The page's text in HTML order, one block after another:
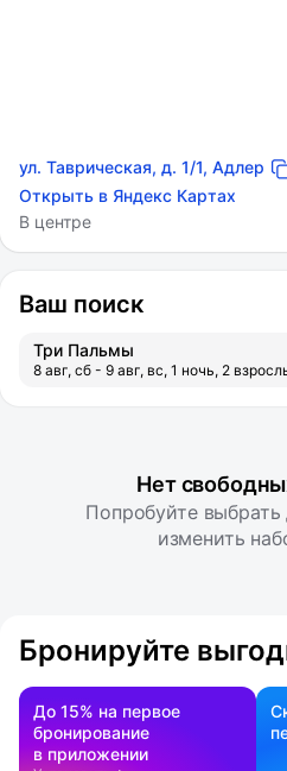
ул. Таврическая, д. 1/1, Адлер
Открыть в Яндекс Картах
В центре
Ваш поиск
Три Пальмы
8 авг, сб - 9 авг, вс, 1 ночь, 2
Нет
Попробуйте
изменить
Бронируйте
До 15% на первое
бронирование
в приложении